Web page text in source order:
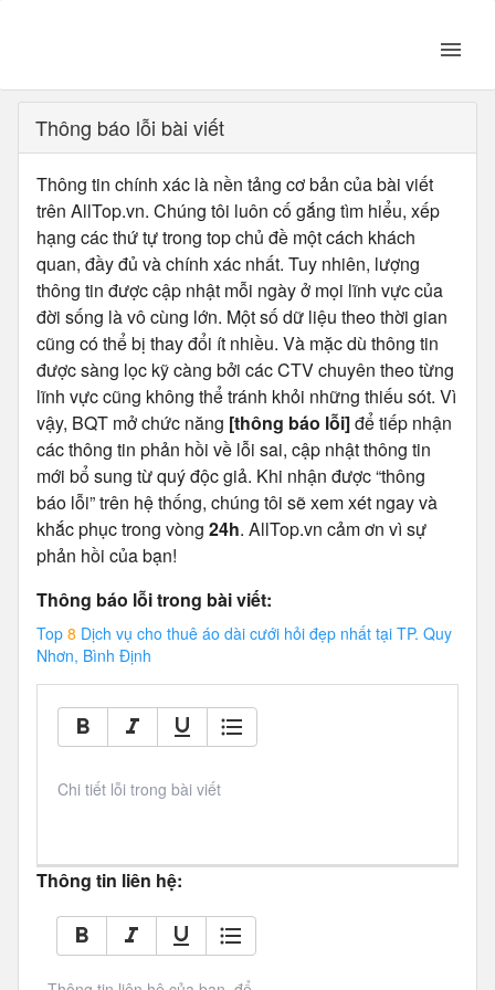
Thông báo lỗi bài viết
Thông tin chính xác là nền tảng cơ bản của bài viết
trên AllTop.vn. Chúng tôi luôn cố gắng tìm hiểu, xếp
hạng các thứ tự trong top chủ đề một cách khách
quan, đầy đủ và chính xác nhất. Tuy nhiên, lượng
thông tin được cập nhật mỗi ngày ở mọi lĩnh vực của
đời sống là vô cùng lớn. Một số dữ liệu theo thời gian
cũng có thể bị thay đổi ít nhiều. Và mặc dù thông tin
được sàng lọc kỹ càng bởi các CTV chuyên theo từng
lĩnh vực cũng không thể tránh khỏi những thiếu sót. Vì
vậy, BQT mở chức năng [thông báo lỗi]để tiếp nhận
các thông tin phản hồi về lỗi sai, cập nhật thông tin
mới bổ sung từ quý độc giả. Khi nhận được “thông
báo lỗi” trên hệ thống, chúng tôi sẽ xem xét ngay và
khắc phục trong vòng 24h. AllTop.vn cảm ơn vì sự
phản hồi của bạn!
Thông báo lỗi trong bài viết:
Top 8 Dịch vụ cho thuê áo dài cưới hỏi đẹp nhất tại TP. Quy
Nhơn, Bình Định
Chi tiết lỗi trong bài viết
Thông tin liên hệ: